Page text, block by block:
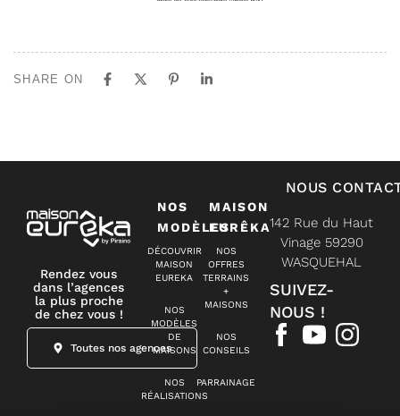
SHARE ON
Rendez vous
dans l’agences
la plus proche
de chez vous !
Toutes nos agences
NOS
MODÈLES
DÉCOUVRIR
MAISON
EUREKA
NOS
MODÈLES
DE
MAISONS
NOS
RÉALISATIONS
MAISON
EURÊKA
NOS
OFFRES
TERRAINS
+
MAISONS
NOS
CONSEILS
PARRAINAGE
NOUS
142 Rue du Haut
Vinage 59290
WASQUEHAL
SUIVEZ-
NOUS !